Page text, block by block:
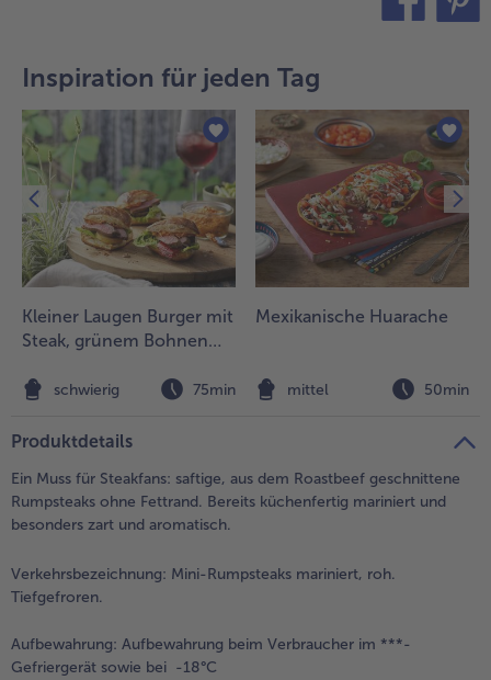
- 5 € beim Kauf von 7 Schlemmermenüs nach Wahl
Inspiration für jeden Tag
Kleiner Laugen Burger mit
Steak, grünem Bohnen
Sesamdressing
schwierig 75min
Mexikanische Huarache
mittel 50min
Produktdetails
Ein Muss für Steakfans: saftige, aus dem Roastbeef geschnittene
Rumpsteaks ohne Fettrand. Bereits küchenfertig mariniert und
besonders zart und aromatisch.
Verkehrsbezeichnung: Mini-Rumpsteaks mariniert, roh.
Tiefgefroren.
Aufbewahrung: Aufbewahrung beim Verbraucher im ***-
Gefriergerät sowie bei -18°C